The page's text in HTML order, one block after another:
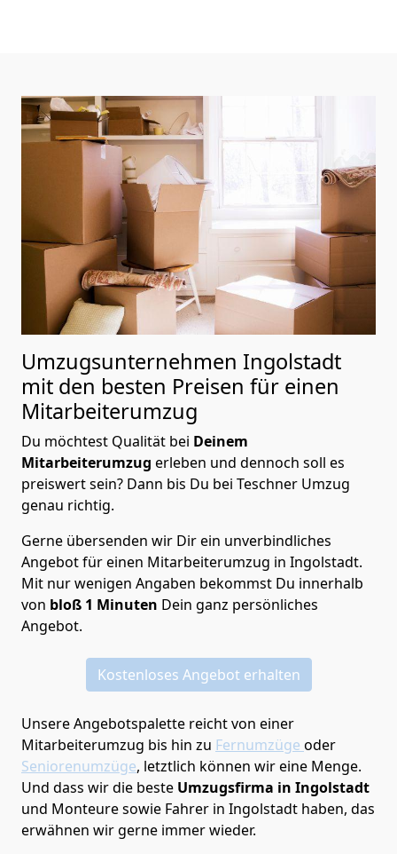
Umzugsunternehmen Ingolstadt
mit den besten Preisen für einen
Mitarbeiterumzug
Du möchtest Qualität bei Deinem
Mitarbeiterumzug erleben und dennoch soll es
preiswert sein? Dann bis Du bei Teschner Umzug
genau richtig.
Gerne übersenden wir Dir ein unverbindliches
Angebot für einen Mitarbeiterumzug in Ingolstadt.
Mit nur wenigen Angaben bekommst Du innerhalb
von bloß 1 Minuten Dein ganz persönliches
Angebot.
Kostenloses Angebot erhalten
Unsere Angebotspalette reicht von einer
Mitarbeiterumzug bis hin zu Fernumzüge oder
Seniorenumzüge, letztlich können wir eine Menge.
Und dass wir die beste Umzugsfirma in Ingolstadt
und Monteure sowie Fahrer in Ingolstadt haben, das
erwähnen wir gerne immer wieder.